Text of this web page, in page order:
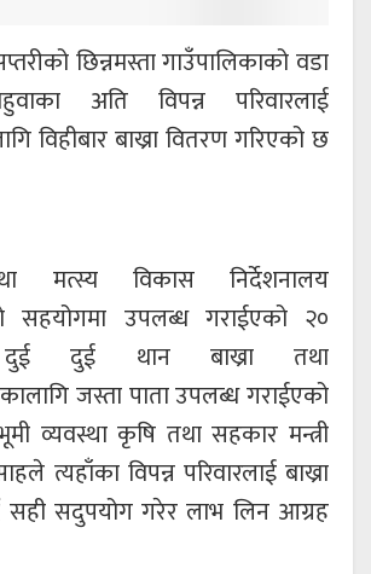
छिन्नमस्ता गाउँपालिकाको वडा
अति विपन्न परिवारलाई
विहीबार बाख्रा वितरण गरिएको छ
मत्स्य विकास निर्देशनालय
सहयोगमा उपलब्ध गराईएको २०
दुई दुई थान बाख्रा तथा
जस्ता पाता उपलब्ध गराईएको
व्यवस्था कृषि तथा सहकार मन्त्री
त्यहाँका विपन्न परिवारलाई बाख्रा
सही सदुपयोग गरेर लाभ लिन आग्रह